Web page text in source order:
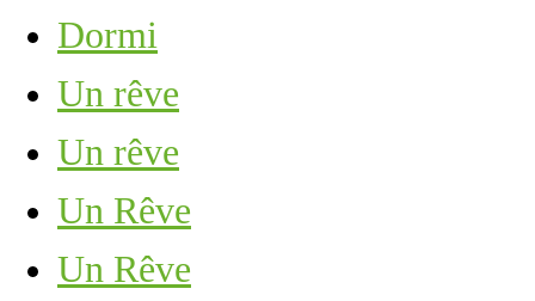
Dormi
Un rêve
Un rêve
Un Rêve
Un Rêve